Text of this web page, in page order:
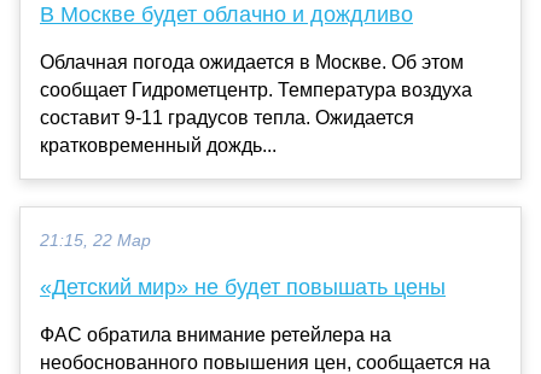
В Москве будет облачно и дождливо
Облачная погода ожидается в Москве. Об этом
сообщает Гидрометцентр. Температура воздуха
составит 9-11 градусов тепла. Ожидается
кратковременный дождь...
21:15, 22 Мар
«Детский мир» не будет повышать цены
ФАС обратила внимание ретейлера на
необоснованного повышения цен, сообщается на